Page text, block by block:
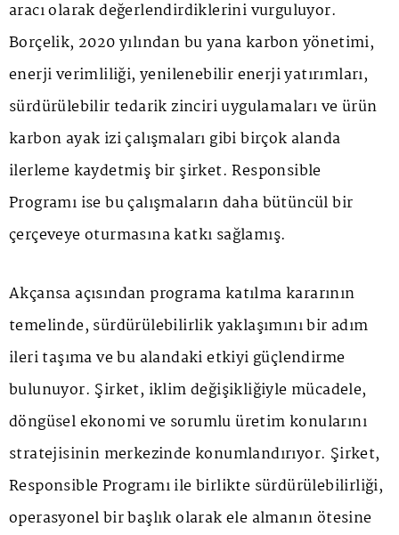
aracı olarak değerlendirdiklerini vurguluyor.
Borçelik, 2020 yılından bu yana karbon yönetimi,
enerji verimliliği, yenilenebilir enerji yatırımları,
sürdürülebilir tedarik zinciri uygulamaları ve ürün
karbon ayak izi çalışmaları gibi birçok alanda
ilerleme kaydetmiş bir şirket. Responsible
Programı ise bu çalışmaların daha bütüncül bir
çerçeveye oturmasına katkı sağlamış.
Akçansa açısından programa katılma kararının
temelinde, sürdürülebilirlik yaklaşımını bir adım
ileri taşıma ve bu alandaki etkiyi güçlendirme
bulunuyor. Şirket, iklim değişikliğiyle mücadele,
döngüsel ekonomi ve sorumlu üretim konularını
stratejisinin merkezinde konumlandırıyor. Şirket,
Responsible Programı ile birlikte sürdürülebilirliği,
operasyonel bir başlık olarak ele almanın ötesine